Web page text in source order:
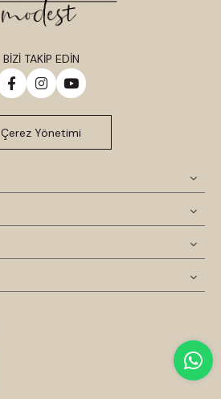
BİZİ TAKİP EDİN
Çerez Yönetimi